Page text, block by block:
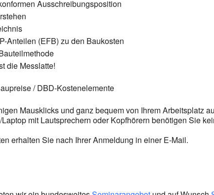
Ausschreibungsposition
Anteilen (EFB) zu den Baukosten
die Messlatte!
/ DBD-Kostenelemente
Mausklicks und ganz bequem von Ihrem Arbeitsplatz
mit Lautsprechern oder Kopfhörern benötigen Sie
erhalten Sie nach Ihrer Anmeldung in einer E-Mail.